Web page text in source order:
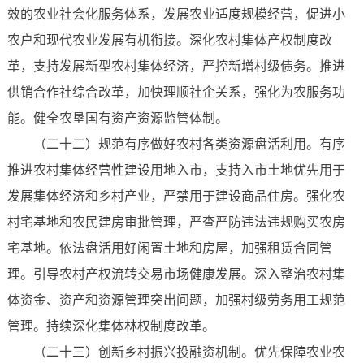
效的农业社会化服务体系，发展农业适度规模经营，促进小
农户和现代农业发展有机衔接。深化农村集体产权制度改
革，支持发展新型农村集体经济，严控新增村级债务。推进
供销合作社综合改革，加快理顺社企关系，强化为农服务功
能。健全农垦国有资产资源监管体制。
（二十二）规范有序做好农村各类资源盘活利用。有序
推进农村集体经营性建设用地入市，支持入市土地优先用于
发展集体经济和乡村产业，严禁用于建设商品住房。强化农
村宅基地和农民建房审批管理，严查严防违法违规购买农房
宅基地。依法盘活用好闲置土地和房屋，加强租赁合同管
理。引导农村产权流转交易市场健康发展。深入整治农村集
体资金、资产和资源管理突出问题，加强村级劳务用工规范
管理。持续深化集体林权制度改革。
（二十三）创新乡村振兴投融资机制。优先保障农业农